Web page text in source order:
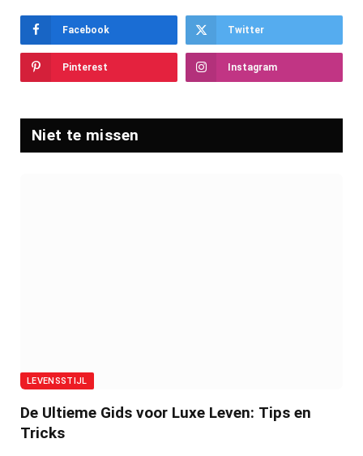
Facebook Twitter
Pinterest Instagram
Niet te missen
LEVENSSTIJL
De Ultieme Gids voor Luxe Leven: Tips en
Tricks